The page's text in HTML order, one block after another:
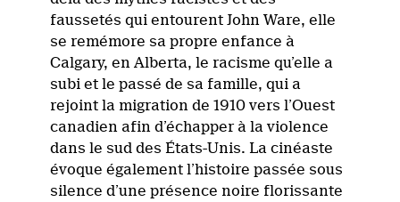
faussetés qui entourent John Ware, elle
se remémore sa propre enfance à
Calgary, en Alberta, le racisme qu’elle a
subi et le passé de sa famille, qui a
rejoint la migration de 1910 vers l’Ouest
canadien afin d’échapper à la violence
dans le sud des États-Unis. La cinéaste
évoque également l’histoire passée sous
silence d’une présence noire florissante